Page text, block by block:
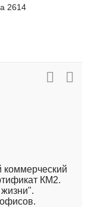
2614
коммерческий
КМ2.